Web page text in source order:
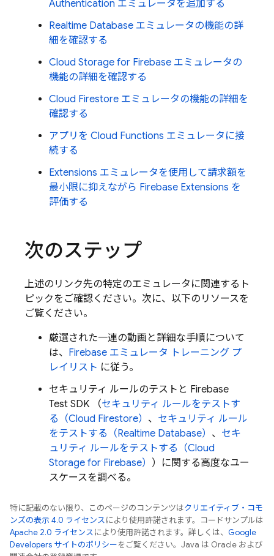
Authentication エミュレータを追加する
Realtime Database エミュレータの機能の詳
細を確認する
Cloud Storage for Firebase エミュレータの
機能の詳細を確認する
Cloud Firestore エミュレータの機能の詳細を
確認する
アプリを Cloud Functions エミュレータに接
続する
Extensions エミュレータを使用して請求額を
最小限に抑えながら Firebase Extensions を
評価する
次のステップ
上述のリンク先の特定のエミュレータに関連するト
ピックをご確認ください。次に、以下のリソースを
ご覧ください。
厳選された一連の動画と詳細な手順について
は、 Firebase エミュレータ トレーニング プ
レイリスト に従う。
セキュリティ ルールのテストと Firebase
Test SDK （セキュリティ ルールをテストす
る（Cloud Firestore） 、 セキュリティ ルール
をテストする（Realtime Database） 、 セキ
ュリティ ルールをテストする（Cloud
Storage for Firebase） ）に関する高度なユー
スケースを調べる。
特に記載のない限り、このページのコンテンツはクリエイティブ・コモ
ンズの表示 4.0 ライセンスにより使用許諾されます。コードサンプルは
Apache 2.0 ライセンスにより使用許諾されます。詳しくは、 Google
Developers サイトのポリシーをご覧ください。Java は Oracle および